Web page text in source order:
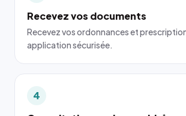
Recevez vos documents
Recevez vos ordonnances et
application sécurisée.
4